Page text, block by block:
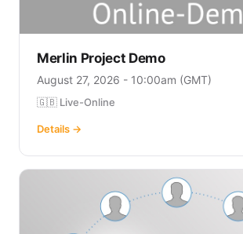
Merlin Project Demo
August 27, 2026 - 10:00am (GMT)
🇬🇧 Live-Online
Details →